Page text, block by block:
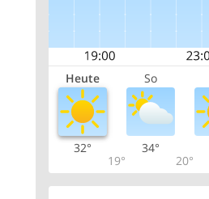
Heute So
32°
19°
34°
20°